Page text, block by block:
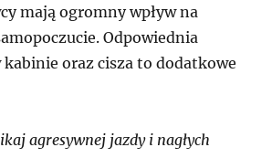
mają ogromny wpływ na
Odpowiednia
oraz cisza to dodatkowe
agresywnej jazdy i nagłych